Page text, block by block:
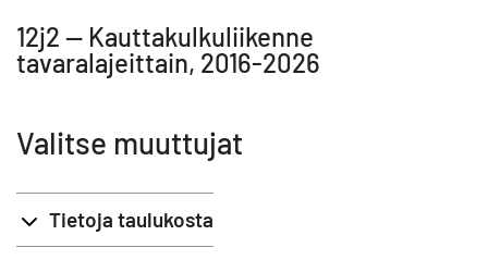
12j2 -- Kauttakulkuliikenne
tavaralajeittain, 2016-2026
Valitse muuttujat
Tietoja taulukosta